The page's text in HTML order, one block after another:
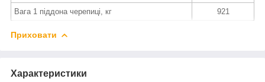
Вага 1 піддона черепиці, кг
921
Приховати
Характеристики